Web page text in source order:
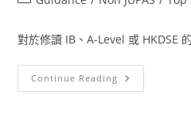
對於修讀 IB、A-Level 或 HKDSE
Continue Reading